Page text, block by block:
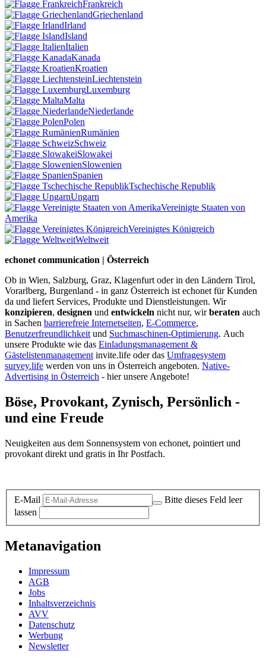
Frankreich
Griechenland
Irland
Island
Italien
Kanada
Kroatien
Liechtenstein
Luxemburg
Malta
Niederlande
Polen
Rumänien
Schweiz
Slowakei
Slowenien
Spanien
Tschechische Republik
Ungarn
Vereinigte Staaten von
Amerika
Vereinigtes Königreich
Weltweit
echonet communication | Österreich
Ob in Wien, Salzburg, Graz, Klagenfurt oder in den Ländern Tirol,
Vorarlberg, Burgenland - in ganz Österreich ist echonet für Kunden
da und liefert Services, Produkte und Dienstleistungen. Wir
konzipieren, designen und entwickeln nicht nur, wirberaten auch
in Sachen barrierefreie Internetseiten, E-Commerce,
Benutzerfreundlichkeit und Suchmaschinen-Optimierung. Auch
unsere Produkte wie das Einladungsmanagement &
Gästelistenmanagement invite.life oder das Umfragesystem
survey.life werden von uns in Österreich angeboten. Native-
Advertising in Österreich - hier unsere Angebote!
Böse, Provokant, Zynisch, Persönlich -
und eine Freude
Neuigkeiten aus dem Sonnensystem von echonet, pointiert und
provokant direkt und gratis in Ihr Postfach.
E-Mail
Bitte dieses Feld leer
lassen
Metanavigation
Impressum
AGB
Jobs
Inhaltsverzeichnis
AVV
Datenschutz
Werbung
Newsletter